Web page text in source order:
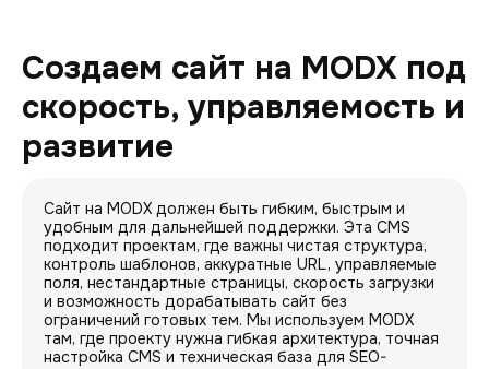
Создаем сайт на MODX под
скорость, управляемость и
развитие
Сайт на MODX должен быть гибким, быстрым и
удобным для дальнейшей поддержки. Эта CMS
подходит проектам, где важны чистая структура,
контроль шаблонов, аккуратные URL, управляемые
поля, нестандартные страницы, скорость загрузки
и возможность дорабатывать сайт без
ограничений готовых тем. Мы используем MODX
там, где проекту нужна гибкая архитектура, точная
настройка CMS и техническая база для SEO-